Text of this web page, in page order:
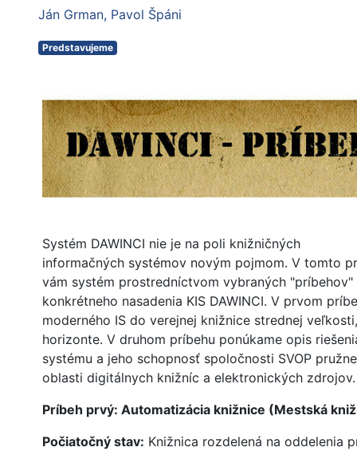
Ján Grman Pavol Špáni
Predstavujeme
Systém DAWINCI nie je na poli knižničných
informačných systémov novým pojmom. V tomto
vám systém prostredníctvom vybraných
konkrétneho nasadenia KIS DAWINCI. V prvom
moderného IS do verejnej knižnice strednej
horizonte. V druhom príbehu ponúkame opis
systému a jeho schopnosť spoločnosti SVOP
oblasti digitálnych knižníc a elektronických zdrojov.
Príbeh prvý: Automatizácia knižnice (Mestská
Počiatočný stav: Knižnica rozdelená na oddelenia